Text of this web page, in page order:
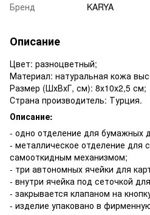
Бренд
KARYA
Описание
Цвет: разноцветный;
Материал: натуральная кожа
Размер (ШхВхГ, см): 8х10х2,5 см;
Страна производитель: Турция.
Описание:
- одно отделение для бумажных
- металлическое отделение для
самооткидным механизмом;
- три автономных ячейки для
- внутри ячейка под сеточкой
- закрывается клапаном на
- изделие упаковано в